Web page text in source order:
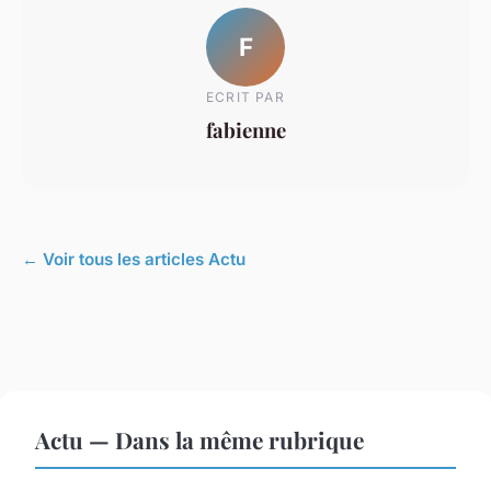
F
ECRIT PAR
fabienne
← Voir tous les articles Actu
Actu — Dans la même rubrique